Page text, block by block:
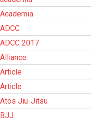
Academia
ADCC
ADCC 2017
Alliance
Article
Article
Atos Jiu-Jitsu
BJJ